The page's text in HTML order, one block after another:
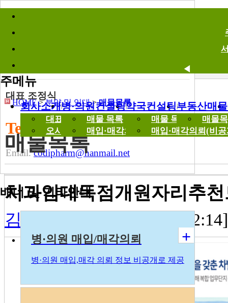
바로가기메뉴
주메뉴
회사소개
대표 인사말
오시는길
병·의원컨설팅
매물 목록
매입·매각의뢰(비공개)
약국컨설팅
매물 목록
매입·매각의뢰(비
부동산매물
매몰
◀
대표 조정식
Tel. 02-512-9963
Email.codipharm@hanmail.net
배너 및 기타안내
병·의원 매입/매각의뢰
병·의 원 매입,매각 의뢰 정보 비공개로 제공
+
HOME>분양 및 임대>매물목록
매물목록
치과임대독점개원자리추
김이사 [2026-05-15 14:52:14]